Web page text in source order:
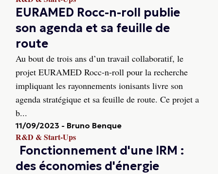
EURAMED Rocc-n-roll publie
son agenda et sa feuille de
route
Au bout de trois ans d’un travail collaboratif, le
projet EURAMED Rocc-n-roll pour la recherche
impliquant les rayonnements ionisants livre son
agenda stratégique et sa feuille de route. Ce projet a
b...
11/09/2023 - Bruno Benque
R&D & Start-Ups
Fonctionnement d'une IRM :
des économies d'énergie